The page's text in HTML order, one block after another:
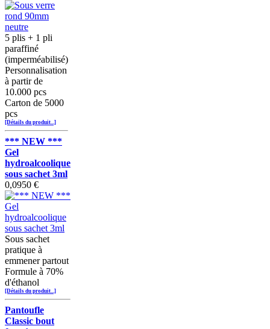
5 plis + 1 pli
paraffiné
(imperméabilisé)
Personnalisation
à partir de
10.000 pcs
Carton de 5000
pcs
[Détails du produit...]
*** NEW ***
Gel
hydroalcoolique
sous sachet 3ml
0,0950 €
Sous sachet
pratique à
emmener partout
Formule à 70%
d'éthanol
[Détails du produit...]
Pantoufle
Classic bout